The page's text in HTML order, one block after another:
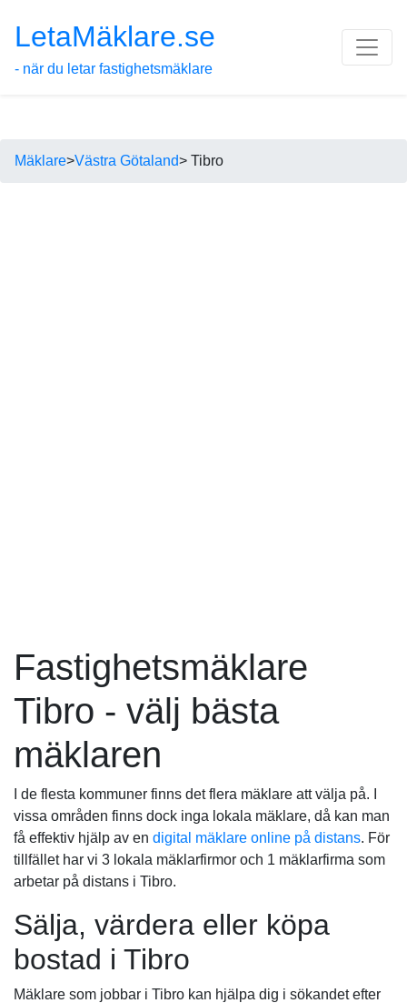
LetaMäklare.se
- när du letar fastighetsmäklare
Mäklare>Västra Götaland> Tibro
Fastighetsmäklare
Tibro - välj bästa
mäklaren
I de flesta kommuner finns det flera mäklare att välja på. I
vissa områden finns dock inga lokala mäklare, då kan man
få effektiv hjälp av en digital mäklare online på distans. För
tillfället har vi 3 lokala mäklarfirmor och 1 mäklarfirma som
arbetar på distans i Tibro.
Sälja, värdera eller köpa
bostad i Tibro
Mäklare som jobbar i Tibro kan hjälpa dig i sökandet efter